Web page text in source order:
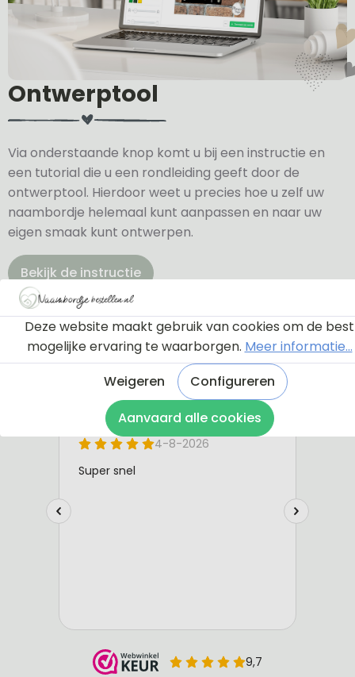
Ontwerptool
Via onderstaande knop komt u bij een instructie en
een tutorial die u een rondleiding geeft door de
ontwerptool. Hierdoor weet u precies hoe u zelf uw
naambordje helemaal kunt aanpassen en naar uw
eigen smaak kunt ontwerpen.
Bekijk de instructie
Deze website maakt gebruik van cookies om de best
mogelijke ervaring te waarborgen. Meer informatie...
Weigeren
Configureren
Aanvaard alle cookies